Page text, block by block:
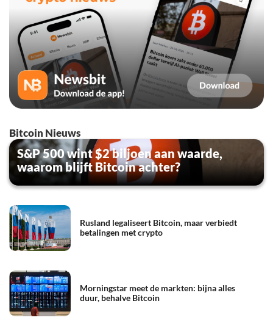
Bitcoin Nieuws
S&P 500 wint $2 biljoen aan waarde,
waarom blijft Bitcoin achter?
Rusland legaliseert Bitcoin, maar verbiedt
betalingen met crypto
Morningstar meet de markten: bijna alles
duur, behalve Bitcoin